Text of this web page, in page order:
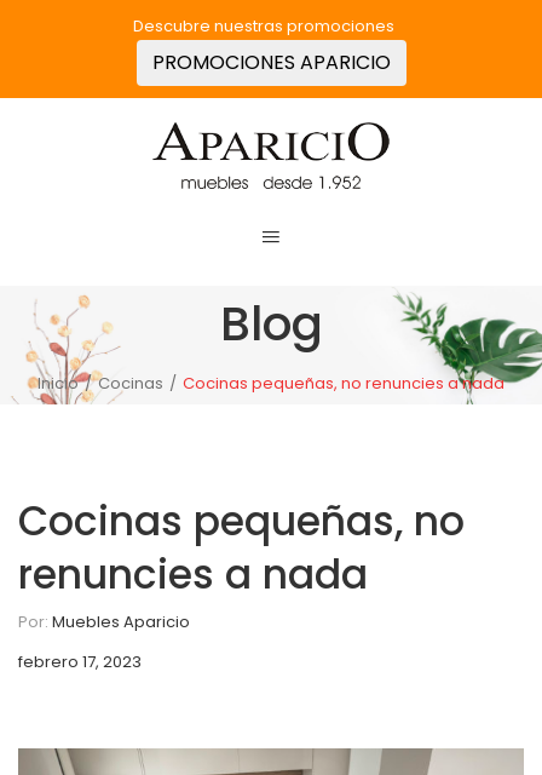
Descubre nuestras promociones
PROMOCIONES APARICIO
Blog
Inicio / Cocinas / Cocinas pequeñas, no renuncies a nada
Cocinas pequeñas, no
renuncies a nada
Por: Muebles Aparicio
febrero 17, 2023